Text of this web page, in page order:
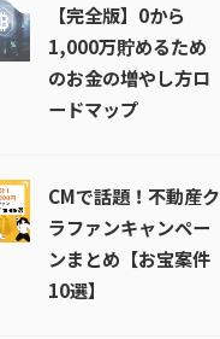
【完全版】0から
1,000万貯めるため
のお金の増やし方ロ
ードマップ
CMで話題！不動産ク
ラファンキャンペー
ンまとめ【お宝案件
10選】